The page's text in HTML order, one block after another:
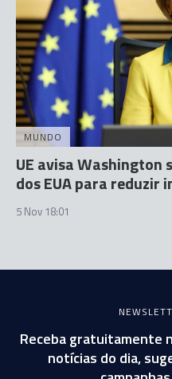
MUNDO
UE avisa Washington
dos EUA para reduzir
5 Nov 18:01
Receba gratuitamente
notícias do dia,